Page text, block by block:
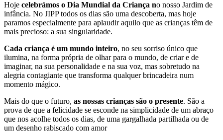
Hoje celebrámos o Dia Mundial da Criança no nosso Jardim de
infância. No JIPP todos os dias são uma descoberta, mas hoje
paramos especialmente para aplaudir aquilo que as crianças têm de
mais precioso: a sua singularidade.
Cada criança é um mundo inteiro, no seu sorriso único que
ilumina, na forma própria de olhar para o mundo, de criar e de
imaginar, na sua personalidade e na sua voz, mas sobretudo na
alegria contagiante que transforma qualquer brincadeira num
momento mágico.
Mais do que o futuro, as nossas crianças são o presente. São a
prova de que a felicidade se esconde na simplicidade de um abraço
que nos acolhe todos os dias, de uma gargalhada partilhada ou de
um desenho rabiscado com amor